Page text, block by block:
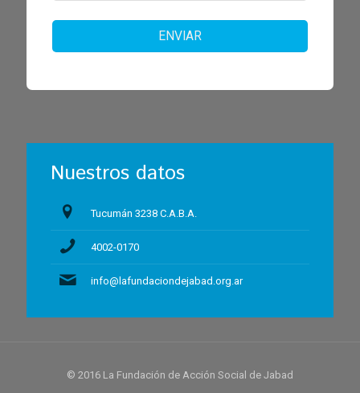
ENVIAR
Nuestros datos
Tucumán 3238 C.A.B.A.
4002-0170
info@lafundaciondejabad.org.ar
© 2016 La Fundación de Acción Social de Jabad